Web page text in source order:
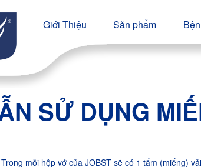
Giới Thiệu Sản phẩm
SỬ DỤNG
Trong mỗi hộp vớ của JOBST sẽ có 1 tấm (miếng)